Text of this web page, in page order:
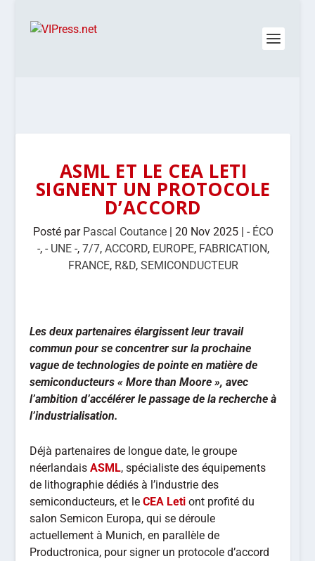
ASML ET LE CEA LETI
SIGNENT UN PROTOCOLE
D’ACCORD
Posté par Pascal Coutance| 20 Nov 2025| - ÉCO
-, - UNE -, 7/7, ACCORD, EUROPE, FABRICATION,
FRANCE, R&D, SEMICONDUCTEUR
Les deux partenaires élargissent leur travail
commun pour se concentrer sur la prochaine
vague de technologies de pointe en matière de
semiconducteurs « More than Moore », avec
l’ambition d’accélérer le passage de la recherche à
l’industrialisation.
Déjà partenaires de longue date, le groupe
néerlandaisASML, spécialiste des équipements
de lithographie dédiés à l’industrie des
semiconducteurs, et leCEA Leti ont profité du
salon Semicon Europa, qui se déroule
actuellement à Munich, en parallèle de
Productronica, pour signer un protocole d’accord